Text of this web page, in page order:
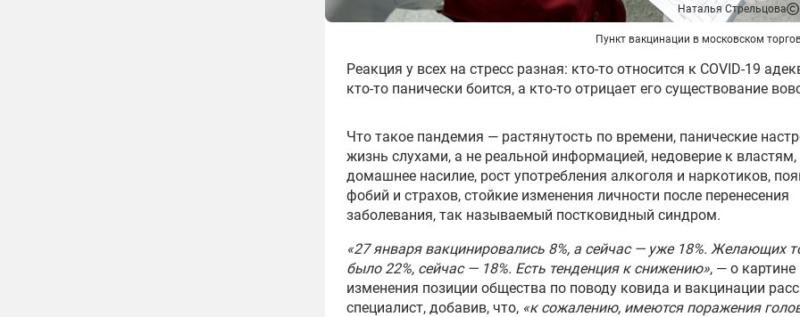
Наталья Стрельцова
Пункт вакцинации в московском
Реакция у всех на стресс разная: кто-то относится к COVID-19
кто-то панически боится, а кто-то отрицает его существование
Что такое пандемия — растянутость по времени, панические
жизнь слухами, а не реальной информацией, недоверие к властям,
домашнее насилие, рост употребления алкоголя и наркотиков,
фобий и страхов, стойкие изменения личности после перенесения
заболевания, так называемый постковидный синдром.
«27 января вакцинировались 8%, а сейчас — уже 18%. Желающих
было 22%, сейчас — 18%. Есть тенденция к снижению», — о картине
изменения позиции общества по поводу ковида и вакцинации
специалист, добавив, что, «к сожалению, имеются поражения